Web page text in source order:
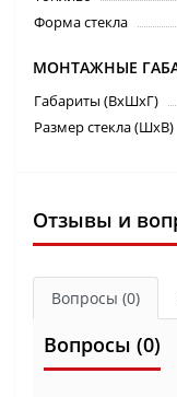
Форма стекла
МОНТАЖНЫЕ
Габариты (ВхШхГ)
Размер стекла (ШхВ)
Отзывы и
Вопросы (0)
Вопросы (0)